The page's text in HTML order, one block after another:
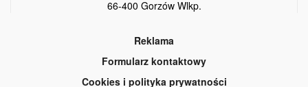
66-400 Gorzów Wlkp.
Reklama
Formularz kontaktowy
Cookies i polityka prywatności